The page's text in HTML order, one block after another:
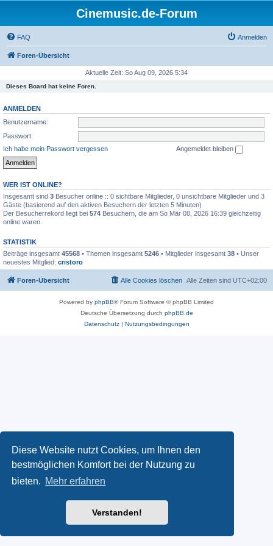
Diese Website nutzt Cookies, um Ihnen den
bestmöglichen Komfort bei der Nutzung zu
bieten. Mehr erfahren
Verstanden!
Cinemusic.de-Forum
FAQ Anmelden
Foren-Übersicht
Aktuelle Zeit: So Aug 09, 2026 5:34
Dieses Board hat keine Foren.
ANMELDEN
Benutzername:
Passwort:
Ich habe mein Passwort vergessen
Angemeldet bleiben
WER IST ONLINE?
Insgesamt sind 3 Besucher online :: 0 sichtbare Mitglieder, 0 unsichtbare Mitglieder und 3
Gäste (basierend auf den aktiven Besuchern der letzten 5 Minuten)
Der Besucherrekord liegt bei 574 Besuchern, die am So Mär 08, 2026 16:39 gleichzeitig
online waren.
STATISTIK
Beiträge insgesamt 45568 • Themen insgesamt 5246 • Mitglieder insgesamt 38 • Unser
neuestes Mitglied: cristoro
Foren-Übersicht Alle Zeiten sind UTC+02:00
Alle Cookies löschen
Powered by phpBB® Forum Software © phpBB Limited
Deutsche Übersetzung durch phpBB.de
Datenschutz| Nutzungsbedingungen